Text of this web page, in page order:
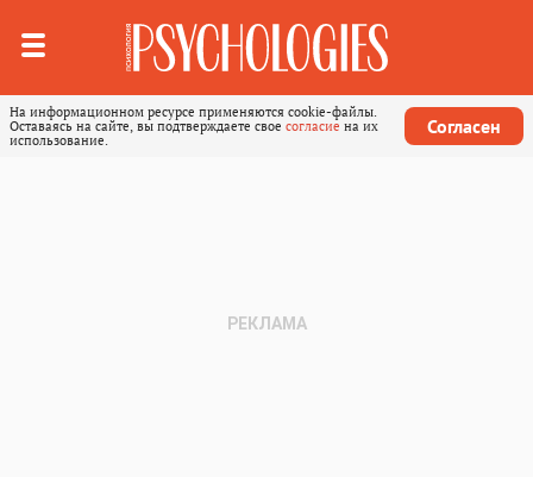
На информационном ресурсе применяются cookie-файлы.
Оставаясь на сайте, вы подтверждаете свое согласие на их
использование.
Согласен